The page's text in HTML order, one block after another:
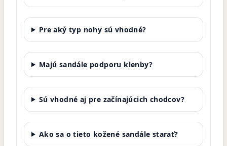
Pre aký typ nohy sú vhodné?
Majú sandále podporu klenby?
Sú vhodné aj pre začínajúcich chodcov?
Ako sa o tieto kožené sandále starať?